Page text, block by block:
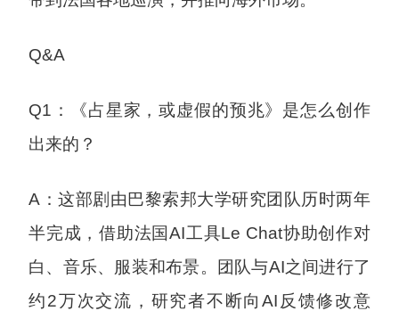
Q&A
Q1：《占星家，或虚假的预兆》是怎么创作
出来的？
A：这部剧由巴黎索邦大学研究团队历时两年
半完成，借助法国AI工具Le Chat协助创作对
白、音乐、服装和布景。团队与AI之间进行了
约2万次交流，研究者不断向AI反馈修改意